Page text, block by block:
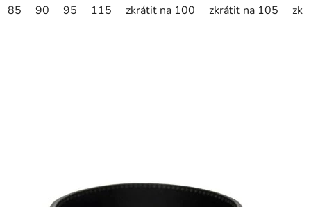
85 90 95 115 zkrátit na 100 zkrátit na 105